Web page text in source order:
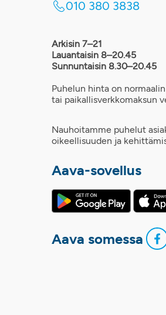
010 380 3838
Arkisin 7–21
Lauantaisin 8–20.45
Sunnuntaisin 8.30–20.45
Puhelun hinta on
tai paikallisverkkomaksun
Nauhoitamme puhelut
oikeellisuuden ja
Aava-sovellus
Aava somessa